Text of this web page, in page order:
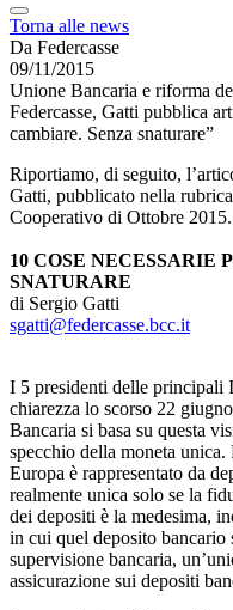
Torna alle news
Da Federcasse
09/11/2015
Unione Bancaria e riforma
Federcasse, Gatti pubblica
cambiare. Senza snaturare”
Riportiamo, di seguito,
Gatti, pubblicato nella rubrica
Cooperativo di Ottobre 2015.
10 COSE NECESSARIE
SNATURARE
di Sergio Gatti
sgatti@federcasse.bcc.it
I 5 presidenti delle principali
chiarezza lo scorso 22
Bancaria si basa su questa
specchio della moneta
Europa è rappresentato da
realmente unica solo se la
dei depositi è la medesima,
in cui quel deposito bancario
supervisione bancaria,
assicurazione sui depositi